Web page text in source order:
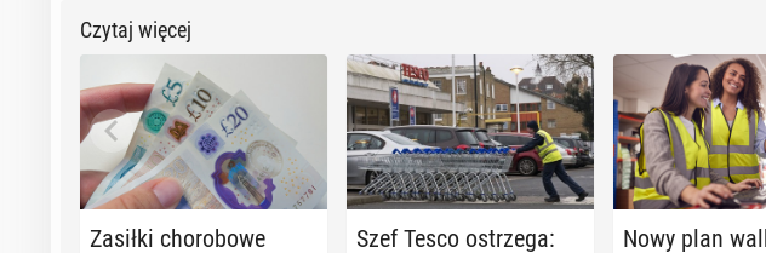
Czytaj więcej
Zasiłki cho­ro­bo­we
Szef Tesco ostrze­ga:
Nowy plan